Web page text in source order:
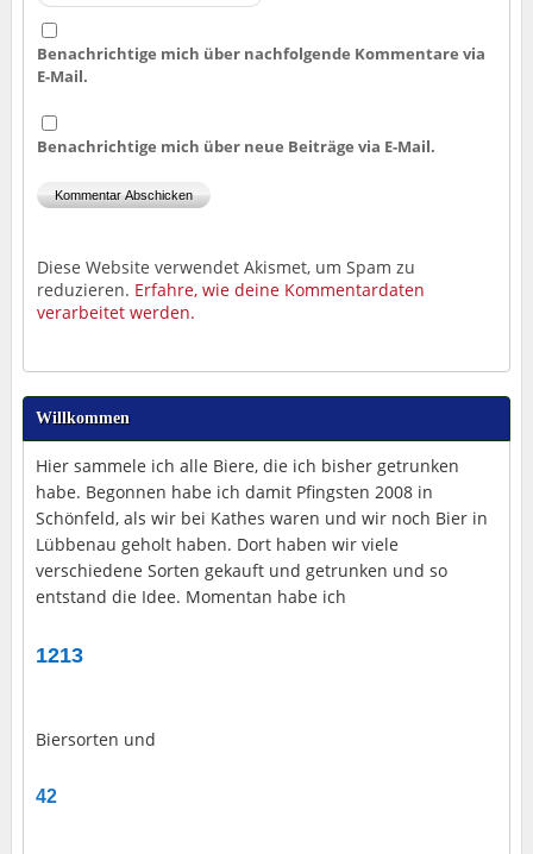
Benachrichtige mich über nachfolgende Kommentare via
E-Mail.
Benachrichtige mich über neue Beiträge via E-Mail.
Diese Website verwendet Akismet, um Spam zu
reduzieren. Erfahre, wie deine Kommentardaten
verarbeitet werden.
Willkommen
Hier sammele ich alle Biere, die ich bisher getrunken
habe. Begonnen habe ich damit Pfingsten 2008 in
Schönfeld, als wir bei Kathes waren und wir noch Bier in
Lübbenau geholt haben. Dort haben wir viele
verschiedene Sorten gekauft und getrunken und so
entstand die Idee. Momentan habe ich
1213
Biersorten und
42